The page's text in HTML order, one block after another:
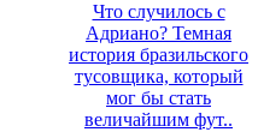
Что случилось с
Адриано? Темная
история бразильского
тусовщика, который
мог бы стать
величайшим фут..